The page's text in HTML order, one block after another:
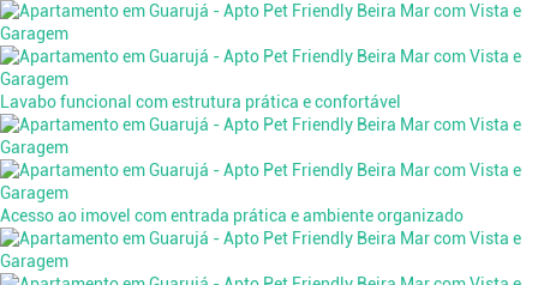
Lavabo funcional com estrutura prática e confortável
Acesso ao imovel com entrada prática e ambiente organizado